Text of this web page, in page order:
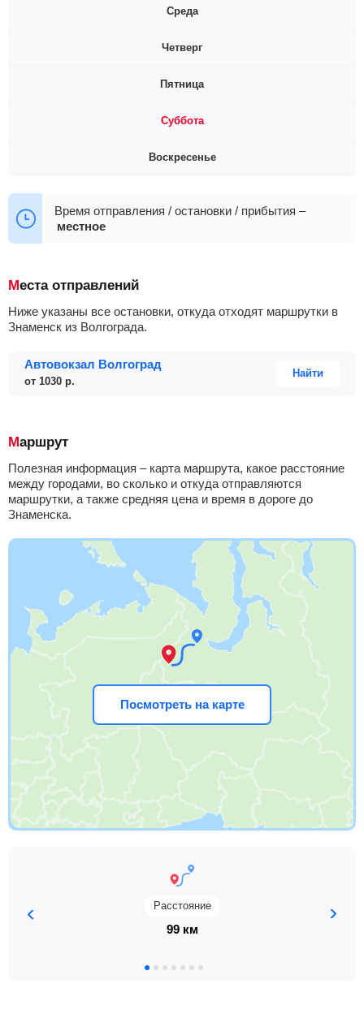
12:50
Среда
12:20
Четверг
14:00
Пятница
12:20
Суббота
11:20 12:50 14:00
Воскресенье
05:30 08:25 09:40
Время отправления / остановки / прибытия –
местное
Места отправлений
Ниже указаны все остановки, откуда отходят маршрутки в
Знаменск из Волгограда.
Автовокзал Волгоград
от 1030 р.
Найти
Маршрут
Полезная информация – карта маршрута, какое расстояние
между городами, во сколько и откуда отправляются
маршрутки, а также средняя цена и время в дороге до
Знаменска.
Посмотреть на карте
Расстояние
99 км